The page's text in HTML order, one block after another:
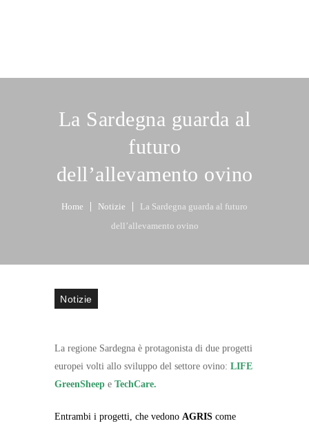
La Sardegna guarda al
futuro
dell’allevamento ovino
Home Notizie
La Sardegna guarda al futuro
dell’allevamento ovino
Notizie
La regione Sardegna è protagonista di due progetti
europei volti allo sviluppo del settore ovino: LIFE
GreenSheep e TechCare.
Entrambi i progetti, che vedono AGRIS come